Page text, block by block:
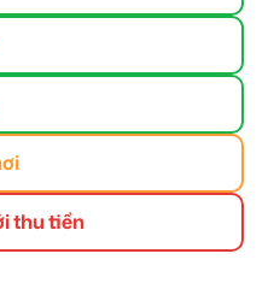
thu tiền